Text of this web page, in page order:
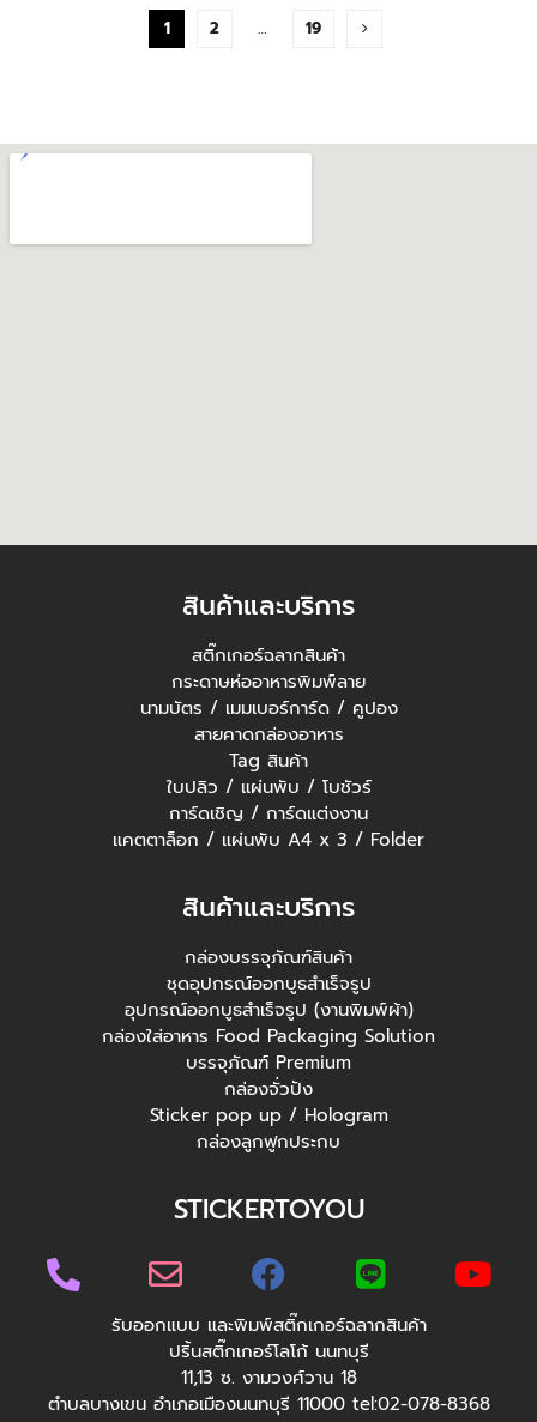
1 2 … 19
สินค้าและบริการ
สติ๊กเกอร์ฉลากสินค้า
กระดาษห่ออาหารพิมพ์ลาย
นามบัตร / เมมเบอร์การ์ด / คูปอง
สายคาดกล่องอาหาร
Tag สินค้า
ใบปลิว / แผ่นพับ / โบชัวร์
การ์ดเชิญ / การ์ดแต่งงาน
แคตตาล็อก / แผ่นพับ A4 x 3 / Folder
สินค้าและบริการ
กล่องบรรจุภัณฑ์สินค้า
ชุดอุปกรณ์ออกบูธสำเร็จรูป
อุปกรณ์ออกบูธสำเร็จรูป (งานพิมพ์ผ้า)
กล่องใส่อาหาร Food Packaging Solution
บรรจุภัณฑ์ Premium
กล่องจั่วปัง
Sticker pop up / Hologram
กล่องลูกฟูกประกบ
STICKERTOYOU
รับออกแบบ และพิมพ์สติ๊กเกอร์ฉลากสินค้า
ปริ้นสติ๊กเกอร์โลโก้ นนทบุรี
11,13 ซ. งามวงศ์วาน 18
ตำบลบางเขน อำเภอเมืองนนทบุรี 11000 tel:02-078-8368